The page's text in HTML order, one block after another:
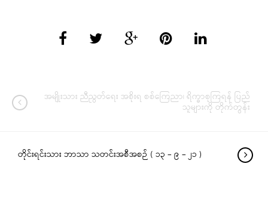
အမျိုးသား ညီညွတ်ရေး အစိုးရ စစ်ကြေညာ၊ ရိက္ခာစုကြရန် ပြည်
သူများကို တိုက်တွန်း
တိုင်းရင်းသား ဘာသာ သတင်းအစီအစဉ် ( ၁၃ – ၉ – ၂၁ )